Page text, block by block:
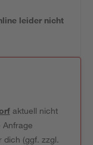
leider nicht
aktuell nicht
Anfrage
(ggf. zzgl.